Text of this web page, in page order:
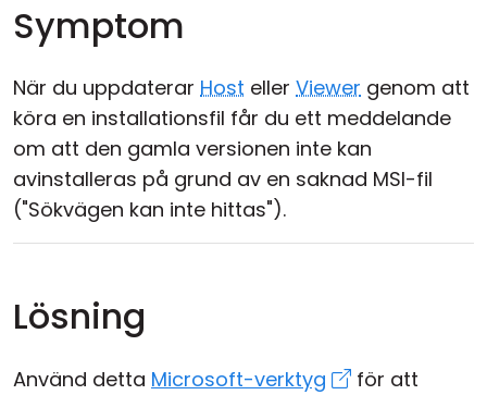
Symptom
När du uppdaterar Host eller Viewer genom att
köra en installationsfil får du ett meddelande
om att den gamla versionen inte kan
avinstalleras på grund av en saknad MSI-fil
("Sökvägen kan inte hittas").
Lösning
Använd detta Microsoft-verktyg
för att